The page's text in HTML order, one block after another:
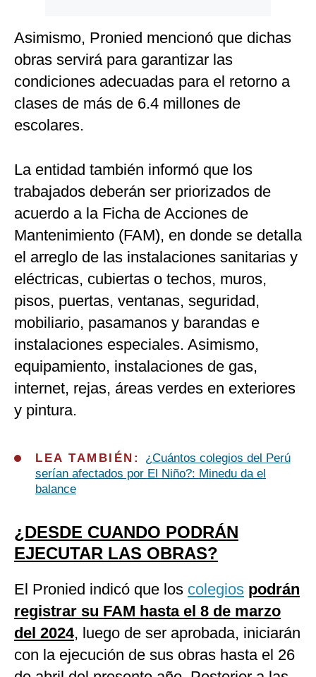
Asimismo, Pronied mencionó que dichas
obras servirá para garantizar las
condiciones adecuadas para el retorno a
clases de más de 6.4 millones de
escolares.
La entidad también informó que los
trabajados deberán ser priorizados de
acuerdo a la Ficha de Acciones de
Mantenimiento (FAM), en donde se detalla
el arreglo de las instalaciones sanitarias y
eléctricas, cubiertas o techos, muros,
pisos, puertas, ventanas, seguridad,
mobiliario, pasamanos y barandas e
instalaciones especiales. Asimismo,
equipamiento, instalaciones de gas,
internet, rejas, áreas verdes en exteriores
y pintura.
LEA TAMBIÉN: ¿Cuántos colegios del Perú
serían afectados por El Niño?: Minedu da el
balance
¿DESDE CUANDO PODRÁN
EJECUTAR LAS OBRAS?
El Pronied indicó que los colegios podrán
registrar su FAM hasta el 8 de marzo
del 2024, luego de ser aprobada, iniciarán
con la ejecución de sus obras hasta el 26